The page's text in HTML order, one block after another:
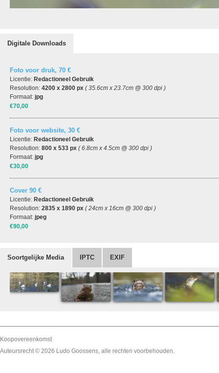
Digitale Downloads
Foto voor druk, 70 €
Licentie: Redactioneel Gebruik
Resolution: 4200 x 2800 px ( 35.6cm x 23.7cm @ 300 dpi )
Formaat: jpg
€70,00
Foto voor website, 30 €
Licentie: Redactioneel Gebruik
Resolution: 800 x 533 px ( 6.8cm x 4.5cm @ 300 dpi )
Formaat: jpg
€30,00
Cover 90 €
Licentie: Redactioneel Gebruik
Resolution: 2835 x 1890 px ( 24cm x 16cm @ 300 dpi )
Formaat: jpeg
€90,00
Soortgelijke Media IPTC EXIF
Koopovereenkomst
Auteursrecht © 2026 Ludo Goossens, alle rechten voorbehouden.